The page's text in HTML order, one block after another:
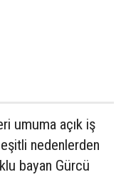
umuma açık iş
nedenlerden
bayan Gürcü